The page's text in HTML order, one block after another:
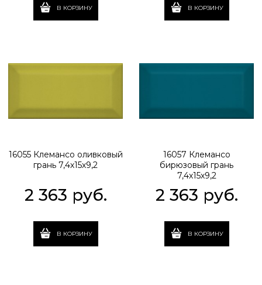
В КОРЗИНУ В КОРЗИНУ
16055 Клемансо оливковый
грань 7,4х15х9,2
2 363 руб.
В КОРЗИНУ
16057 Клемансо
бирюзовый грань
7,4х15х9,2
2 363 руб.
В КОРЗИНУ